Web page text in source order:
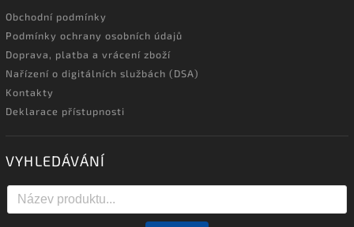
Obchodní podmínky
Podmínky ochrany osobních údajů
Doprava, platba a vrácení zboží
Nařízení o digitálních službách (DSA)
Kontakty
Deklarace přístupnosti
VYHLEDÁVÁNÍ